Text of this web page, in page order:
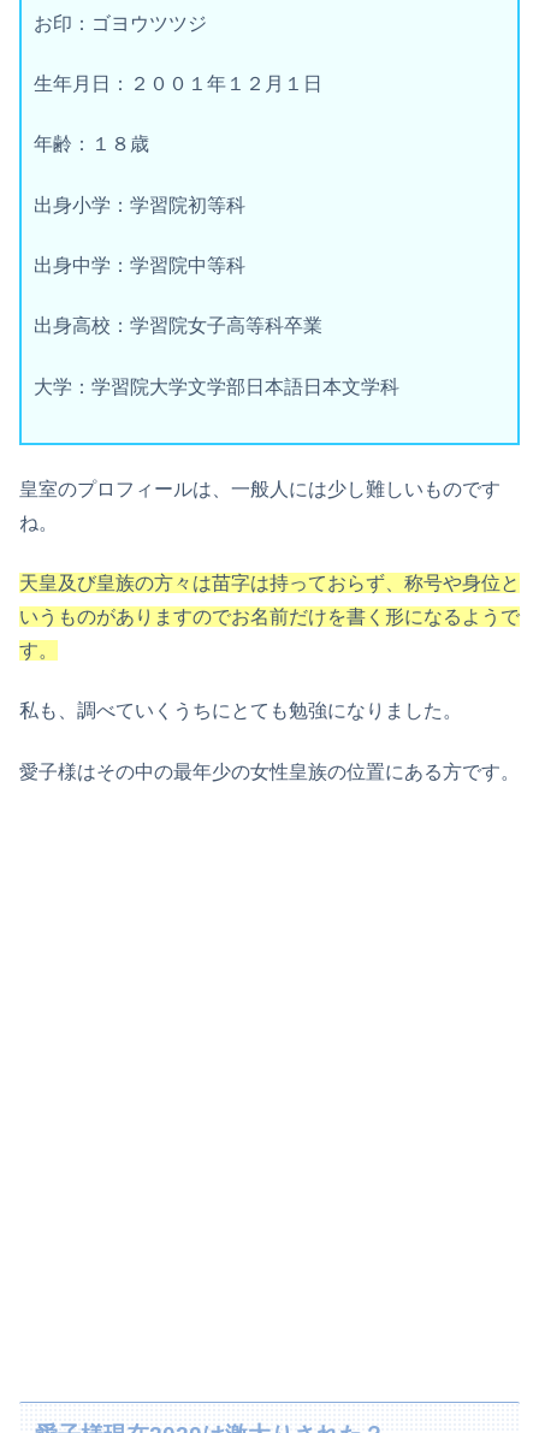
お印：ゴヨウツツジ
生年月日：２００１年１２月１日
年齢：１８歳
出身小学：学習院初等科
出身中学：学習院中等科
出身高校：学習院女子高等科卒業
大学：学習院大学文学部日本語日本文学科
皇室のプロフィールは、一般人には少し難しいものです
ね。
天皇及び皇族の方々は苗字は持っておらず、称号や身位と
いうものがありますのでお名前だけを書く形になるようで
す。
私も、調べていくうちにとても勉強になりました。
愛子様はその中の最年少の女性皇族の位置にある方です。